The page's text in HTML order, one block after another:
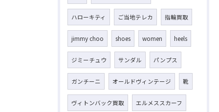
ハローキティ ご当地テレカ 指輪買取
jimmy choo shoes women heels
ジミーチュウ サンダル パンプス
ガンチーニ オールドヴィンテージ 靴
ヴィトンバック買取 エルメススカーフ